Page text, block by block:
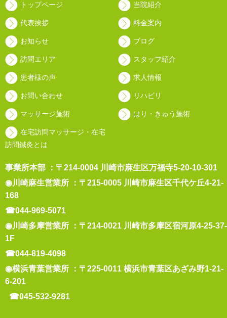
トップページ 当院紹介
代表挨拶 料金案内
お知らせ ブログ
訪問エリア スタッフ紹介
患者様の声 求人情報
お問い合わせ リハビリ
マッサージ施術 はり・きゅう施術
在宅訪問マッサージ・在宅
訪問鍼灸とは
事業所本部 ：〒214-0004 川崎市麻生区万福寺5-20-10-301
◉川崎麻生営業所 ：〒215-0005 川崎市麻生区千代ケ丘4-21-
168
☎044-969-5071
◉川崎多摩営業所 ：〒214-0021 川崎市多摩区宿河原4-25-37-
1F
☎044-819-4098
◉横浜青葉営業所 ：〒225-0011 横浜市青葉区あざみ野1-21-
6-201
☎045-532-9281